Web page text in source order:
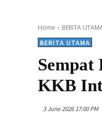
Home BERITA
BERITA UTAMA
Sempat
KKB
3 June 2026 17:00 PM